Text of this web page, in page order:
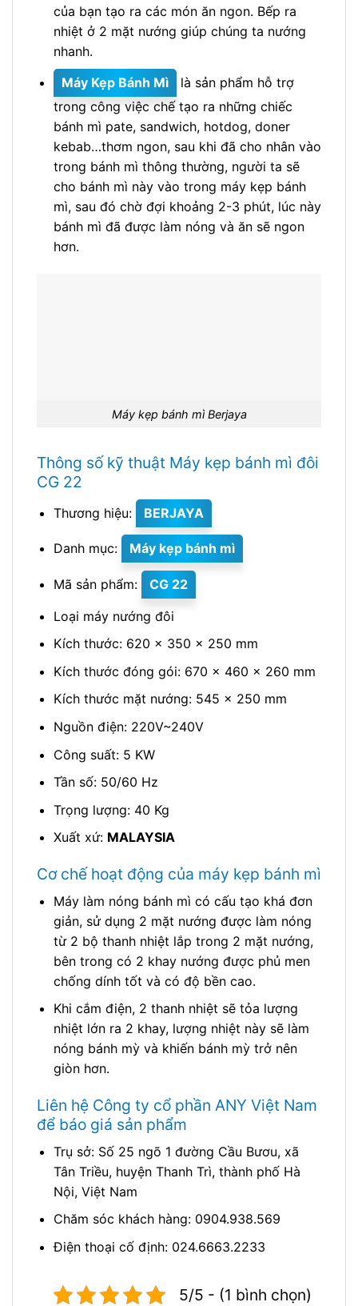
của bạn tạo ra các món ăn ngon. Bếp ra
nhiệt ở 2 mặt nướng giúp chúng ta nướng
nhanh.
Máy Kẹp Bánh Mì
là sản phẩm hỗ trợ
trong công việc chế tạo ra những chiếc
bánh mì pate, sandwich, hotdog, doner
kebab…thơm ngon, sau khi đã cho nhân vào
trong bánh mì thông thường, người ta sẽ
cho bánh mì này vào trong máy kẹp bánh
mì, sau đó chờ đợi khoảng 2-3 phút, lúc này
bánh mì đã được làm nóng và ăn sẽ ngon
hơn.
Máy kẹp bánh mì Berjaya
Thông số kỹ thuật Máy kẹp bánh mì đôi
CG 22
Thương hiệu: BERJAYA
Danh mục: Máy kẹp bánh mì
Mã sản phẩm:
CG 22
Loại máy nướng đôi
Kích thước: 620 x 350 x 250 mm
Kích thước đóng gói: 670 x 460 x 260 mm
Kích thước mặt nướng: 545 x 250 mm
Nguồn điện: 220V~240V
Công suất: 5 KW
Tần số: 50/60 Hz
Trọng lượng: 40 Kg
Xuất xứ: MALAYSIA
Cơ chế hoạt động của máy kẹp bánh mì
Máy làm nóng bánh mì có cấu tạo khá đơn
giản, sử dụng 2 mặt nướng được làm nóng
từ 2 bộ thanh nhiệt lắp trong 2 mặt nướng,
bên trong có 2 khay nướng được phủ men
chống dính tốt và có độ bền cao.
Khi cắm điện, 2 thanh nhiệt sẽ tỏa lượng
nhiệt lớn ra 2 khay, lượng nhiệt này sẽ làm
nóng bánh mỳ và khiến bánh mỳ trở nên
giòn hơn.
Liên hệ Công ty cổ phần ANY Việt Nam
để báo giá sản phẩm
Trụ sở: Số 25 ngõ 1 đường Cầu Bươu, xã
Tân Triều, huyện Thanh Trì, thành phố Hà
Nội, Việt Nam
Chăm sóc khách hàng: 0904.938.569
Điện thoại cố định: 024.6663.2233
5/5 - (1 bình chọn)